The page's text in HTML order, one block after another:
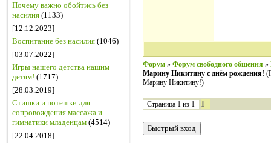
Почему важно обойтись без
насилия (1133)
[12.12.2023]
Воспитание без насилия (1046)
[03.07.2022]
Игры нашего детства нашим
детям! (1717)
[28.03.2019]
Стишки и потешки для
сопровождения массажа и
гимнатики младенцам (4514)
[22.04.2018]
Форум » Форум свободного общения »
Марину Никитину с днём рождения!
Марину Никитину!)
Страница 1 из 1 1